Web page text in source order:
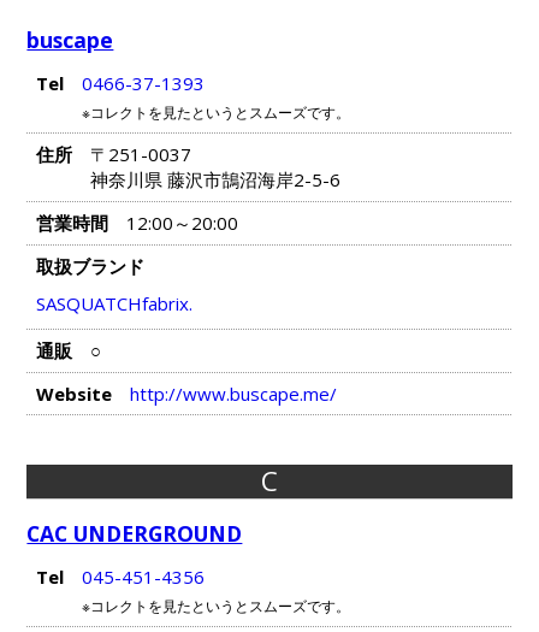
buscape
Tel 0466-37-1393
※コレクトを見たというとスムーズです。
住所
〒251-0037
神奈川県 藤沢市鵠沼海岸2-5-6
営業時間
12:00～20:00
取扱ブランド
SASQUATCHfabrix.
通販
○
Website
http://www.buscape.me/
C
CAC UNDERGROUND
Tel 045-451-4356
※コレクトを見たというとスムーズです。